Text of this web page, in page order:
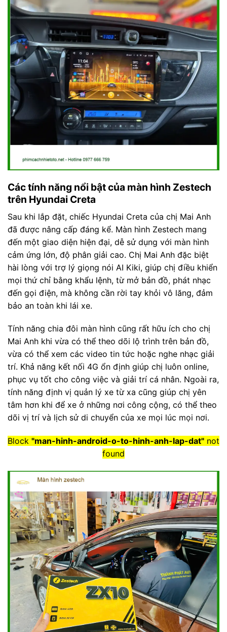
Các tính năng nổi bật của màn hình Zestech
trên Hyundai Creta
Sau khi lắp đặt, chiếc Hyundai Creta của chị Mai Anh
đã được nâng cấp đáng kể. Màn hình Zestech mang
đến một giao diện hiện đại, dễ sử dụng với màn hình
cảm ứng lớn, độ phân giải cao. Chị Mai Anh đặc biệt
hài lòng với trợ lý giọng nói AI Kiki, giúp chị điều khiển
mọi thứ chỉ bằng khẩu lệnh, từ mở bản đồ, phát nhạc
đến gọi điện, mà không cần rời tay khỏi vô lăng, đảm
bảo an toàn khi lái xe.
Tính năng chia đôi màn hình cũng rất hữu ích cho chị
Mai Anh khi vừa có thể theo dõi lộ trình trên bản đồ,
vừa có thể xem các video tin tức hoặc nghe nhạc giải
trí. Khả năng kết nối 4G ổn định giúp chị luôn online,
phục vụ tốt cho công việc và giải trí cá nhân. Ngoài ra,
tính năng định vị quản lý xe từ xa cũng giúp chị yên
tâm hơn khi để xe ở những nơi công cộng, có thể theo
dõi vị trí và lịch sử di chuyển của xe mọi lúc mọi nơi.
Block "man-hinh-android-o-to-hinh-anh-lap-dat" not
found